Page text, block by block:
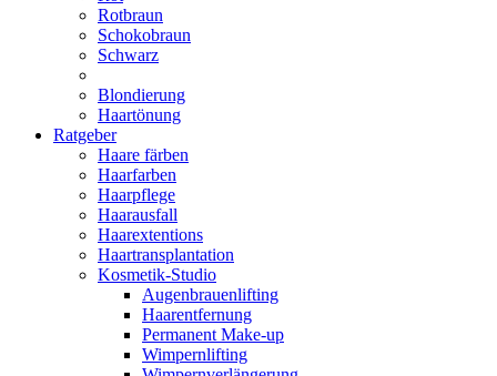
Rotbraun
Schokobraun
Schwarz
Blondierung
Haartönung
Ratgeber
Haare färben
Haarfarben
Haarpflege
Haarausfall
Haarextentions
Haartransplantation
Kosmetik-Studio
Augenbrauenlifting
Haarentfernung
Permanent Make-up
Wimpernlifting